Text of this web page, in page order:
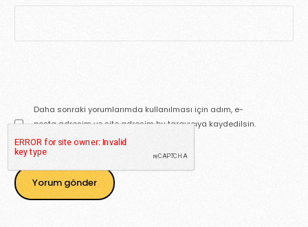
Daha sonraki yorumlarımda kullanılması için adım, e-
posta adresim ve site adresim bu tarayıcıya kaydedilsin.